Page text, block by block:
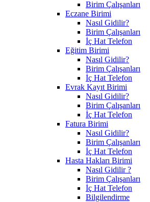
Birim Çalışanları
Eczane Birimi
Nasıl Gidilir?
Birim Çalışanları
İç Hat Telefon
Eğitim Birimi
Nasıl Gidilir?
Birim Çalışanları
İç Hat Telefon
Evrak Kayıt Birimi
Nasıl Gidilir?
Birim Çalışanları
İç Hat Telefon
Fatura Birimi
Nasıl Gidilir?
Birim Çalışanları
İç Hat Telefon
Hasta Hakları Birimi
Nasıl Gidilir ?
Birim Çalışanları
İç Hat Telefon
Bilgilendirme